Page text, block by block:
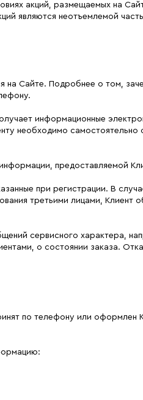
акций, размещаемых на
являются неотъемлемой
на Сайте. Подробнее о том,
информационные
необходимо
предоставляемой
при регистрации. В
третьими лицами, Клиент
сервисного характера,
о состоянии заказа.
по телефону или